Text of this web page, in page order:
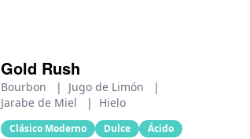
Gold Rush
Bourbon | Jugo de Limón
|
Jarabe de Miel
| Hielo
Clásico Moderno Dulce Ácido